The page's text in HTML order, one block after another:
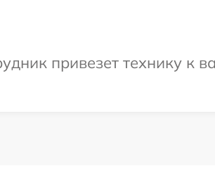
привезет технику к